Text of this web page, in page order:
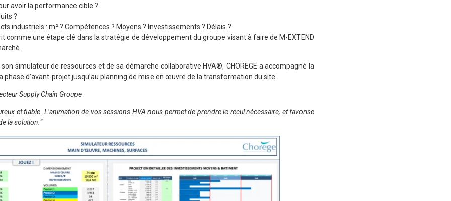
avoir la performance cible ?
?
industriels : m² ? Compétences ? Moyens ? Investissements ? Délais ?
comme une étape clé dans la stratégie de développement du groupe visant à faire de M-EXTEND
simulateur de ressources et de sa démarche collaborative HVA®, CHOREGE a accompagné la
phase d’avant-projet jusqu’au planning de mise en œuvre de la transformation du site.
Supply Chain Groupe :
et fiable. L’animation de vos sessions HVA nous permet de prendre le recul nécessaire, et favorise
la solution.“